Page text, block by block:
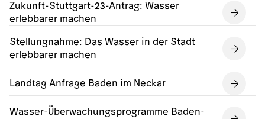
Zukunft-Stuttgart-23-Antrag: Wasser
erlebbarer machen
Stellungnahme: Das Wasser in der Stadt
erlebbarer machen
Landtag Anfrage Baden im Neckar
Wasser-Überwachungsprogramme Baden-